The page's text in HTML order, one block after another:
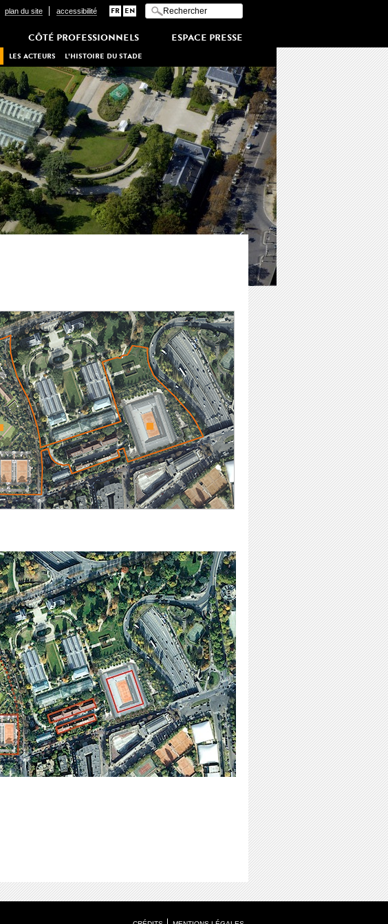
plan du site accessibilité FR EN Saisissez vos mots-clés
rechercher
LES ACTEURS L'HISTOIRE DU STADE
CÔTÉ PROFESSIONNELS ESPACE PRESSE